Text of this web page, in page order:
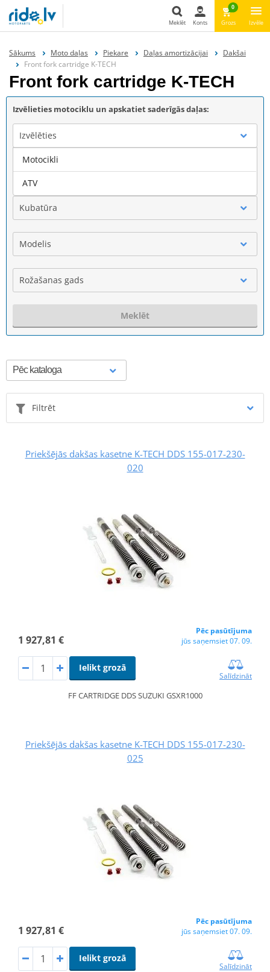
Meklēt
Meklēt Konts
0
Grozs Izvēle
Sākums Moto daļas Piekare Daļas amortizācijai
Dakšai
Front fork cartridge K-TECH
Front fork cartridge K-TECH
Izvēlieties motociklu un apskatiet saderīgās daļas:
Izvēlēties
Marka
Kubatūra
Modelis
Rožašanas gads
Meklēt
Filtrēt
Priekšējās dakšas kasetne K-TECH DDS 155-017-230-
020
1 927,81 €
Pēc pasūtījuma
jūs saņemsiet 07. 09.
Ielikt grozā
Salīdzināt
FF CARTRIDGE DDS SUZUKI GSXR1000
Priekšējās dakšas kasetne K-TECH DDS 155-017-230-
025
1 927,81 €
Pēc pasūtījuma
jūs saņemsiet 07. 09.
Ielikt grozā
Salīdzināt
Motocikli
ATV